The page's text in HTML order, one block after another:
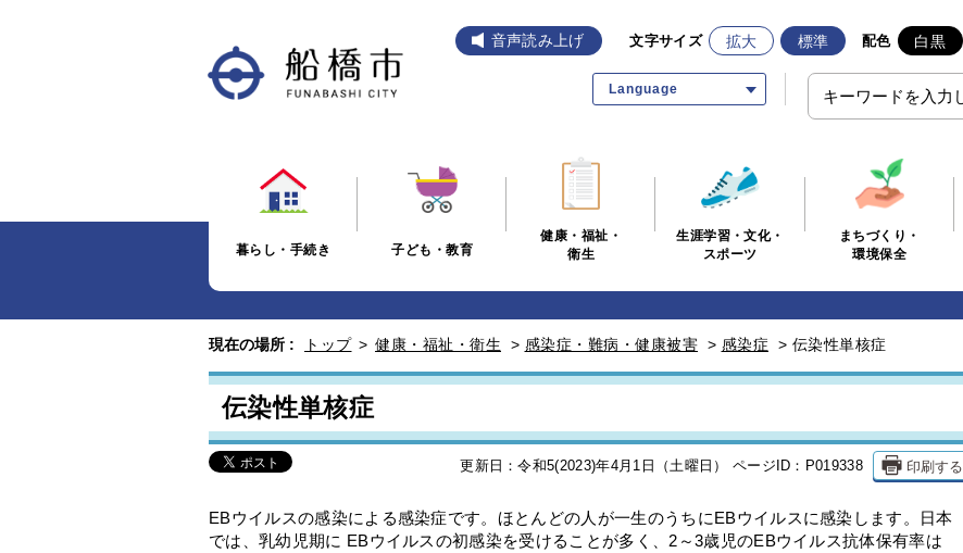
音声読み上げ 文字サイズ 拡大 標準 配色 白黒
Language
暮らし・手続き 子ども・教育
健康・福祉・
衛生
生涯学習・文化・
スポーツ
まちづくり・
環境保全
現在の場所 : トップ > 健康・福祉・衛生 > 感染症・難病・健康被害 > 感染症 > 伝染性単核症
伝染性単核症
更新日：令和5(2023)年4月1日（土曜日） ページID：P019338 印刷する
EBウイルスの感染による感染症です。ほとんどの人が一生のうちにEBウイルスに感染します。日本
では、乳幼児期に EBウイルスの初感染を受けることが多く、2～3歳児のEBウイルス抗体保有率は